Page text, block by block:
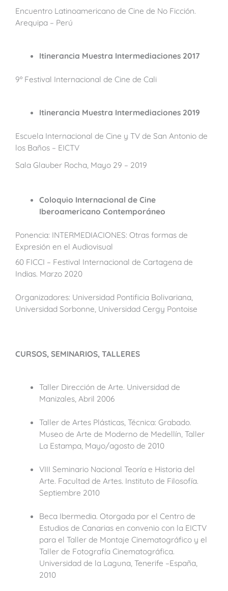
Encuentro Latinoamericano de Cine de No Ficción.
Arequipa – Perú
Itinerancia Muestra Intermediaciones 2017
9º Festival Internacional de Cine de Cali
Itinerancia Muestra Intermediaciones 2019
Escuela Internacional de Cine y TV de San Antonio de
los Baños – EICTV
Sala Glauber Rocha, Mayo 29 – 2019
Coloquio Internacional de Cine
Iberoamericano Contemporáneo
Ponencia: INTERMEDIACIONES: Otras formas de
Expresión en el Audiovisual
60 FICCI – Festival Internacional de Cartagena de
Indias. Marzo 2020
Organizadores: Universidad Pontificia Bolivariana,
Universidad Sorbonne, Universidad Cergy Pontoise
CURSOS, SEMINARIOS, TALLERES
Taller Dirección de Arte. Universidad de
Manizales, Abril 2006
Taller de Artes Plásticas, Técnica: Grabado.
Museo de Arte de Moderno de Medellín, Taller
La Estampa, Mayo/agosto de 2010
VIII Seminario Nacional Teoría e Historia del
Arte. Facultad de Artes. Instituto de Filosofía.
Septiembre 2010
Beca Ibermedia. Otorgada por el Centro de
Estudios de Canarias en convenio con la EICTV
para el Taller de Montaje Cinematográfico y el
Taller de Fotografía Cinematográfica.
Universidad de la Laguna, Tenerife –España,
2010